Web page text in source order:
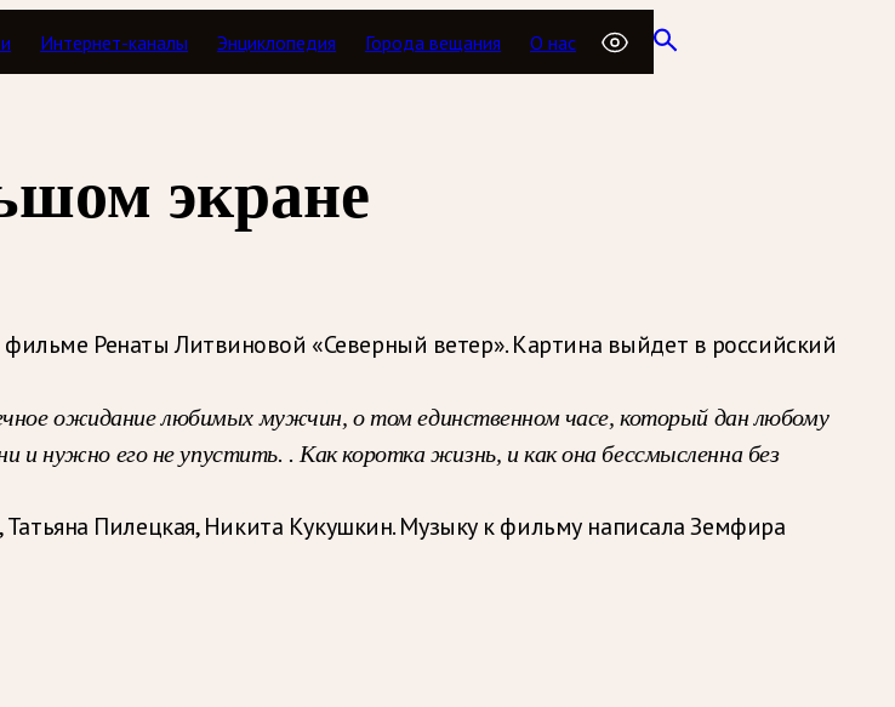
Интернет-каналы Энциклопедия Города вещания О нас
экране
Ренаты Литвиновой «Северный ветер». Картина выйдет в российский
ожидание любимых мужчин, о том единственном часе, который дан любому
и нужно его не упустить. . Как коротка жизнь, и как она бессмысленна без
Пилецкая, Никита Кукушкин. Музыку к фильму написала Земфира